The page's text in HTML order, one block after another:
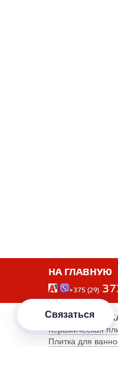
НА ГЛАВНУЮ
+375 (29)
ПОПУЛЯРНЫЕ
Керамическая
Плитка для
Связаться